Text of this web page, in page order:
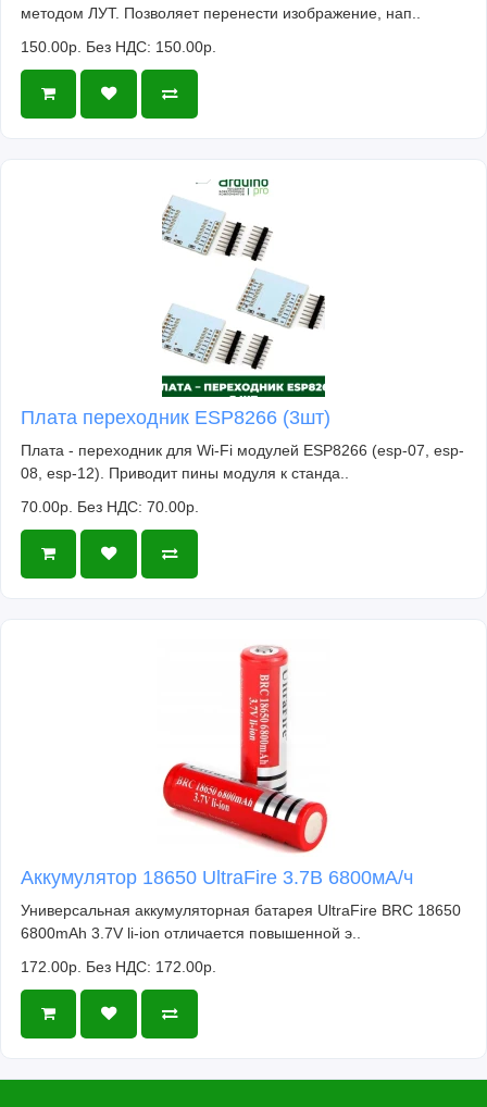
методом ЛУТ. Позволяет перенести изображение, нап..
150.00р. Без НДС: 150.00р.
Плата переходник ESP8266 (3шт)
Плата - переходник для Wi-Fi модулей ESP8266 (esp-07, esp-
08, esp-12). Приводит пины модуля к станда..
70.00р. Без НДС: 70.00р.
Аккумулятор 18650 UltraFire 3.7В 6800мА/ч
Универсальная аккумуляторная батарея UltraFire BRC 18650
6800mAh 3.7V li-ion отличается повышенной э..
172.00р. Без НДС: 172.00р.